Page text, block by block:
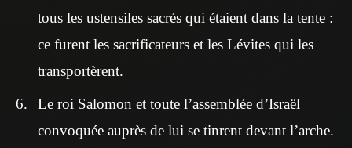
tous les ustensiles sacrés qui étaient dans la tente :
ce furent les sacrificateurs et les Lévites qui les
transportèrent.
Le roi Salomon et toute l’assemblée d’Israël
convoquée auprès de lui se tinrent devant l’arche.